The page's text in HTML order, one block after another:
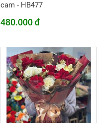
cam - HB477
480.000 đ